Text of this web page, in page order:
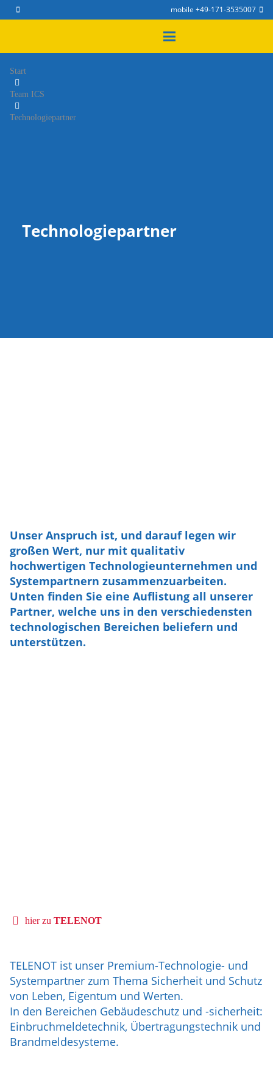
mobile +49-171-3535007
Start
Team ICS
Technologiepartner
Technologiepartner
Unser Anspruch ist, und darauf legen wir
großen Wert, nur mit qualitativ
hochwertigen Technologieunternehmen und
Systempartnern zusammenzuarbeiten.
Unten finden Sie eine Auflistung all unserer
Partner, welche uns in den verschiedensten
technologischen Bereichen beliefern und
unterstützen.
hier zu TELENOT
TELENOT ist unser Premium-Technologie- und
Systempartner zum Thema Sicherheit und Schutz
von Leben, Eigentum und Werten.
In den Bereichen Gebäudeschutz und -sicherheit:
Einbruchmeldetechnik, Übertragungstechnik und
Brandmeldesysteme.